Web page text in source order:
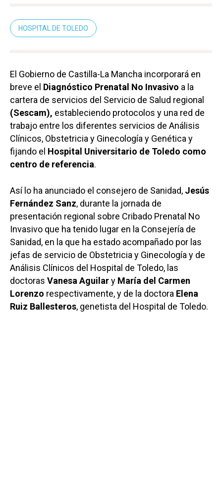
HOSPITAL DE TOLEDO
El Gobierno de Castilla-La Mancha incorporará en
breve el Diagnóstico Prenatal No Invasivo a la
cartera de servicios del Servicio de Salud regional
(Sescam), estableciendo protocolos y una red de
trabajo entre los diferentes servicios de Análisis
Clínicos, Obstetricia y Ginecología y Genética y
fijando el Hospital Universitario de Toledo como
centro de referencia.
Así lo ha anunciado el consejero de Sanidad, Jesús
Fernández Sanz, durante la jornada de
presentación regional sobre Cribado Prenatal No
Invasivo que ha tenido lugar en la Consejería de
Sanidad, en la que ha estado acompañado por las
jefas de servicio de Obstetricia y Ginecología y de
Análisis Clínicos del Hospital de Toledo, las
doctoras Vanesa Aguilary María del Carmen
Lorenzo respectivamente, y de la doctora Elena
Ruiz Ballesteros, genetista del Hospital de Toledo.